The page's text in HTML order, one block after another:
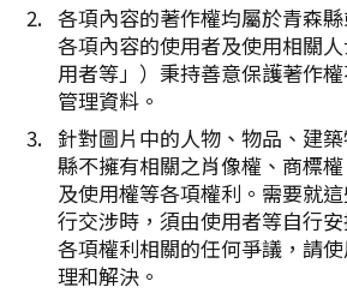
各項內容的著作權均屬於青森
各項內容的使用者及使用相關
用者等」）秉持善意保護著作
管理資料。
針對圖片中的人物、物品、建
縣不擁有相關之肖像權、商標
及使用權等各項權利。需要就
行交涉時，須由使用者等自行
各項權利相關的任何爭議，請
理和解決。